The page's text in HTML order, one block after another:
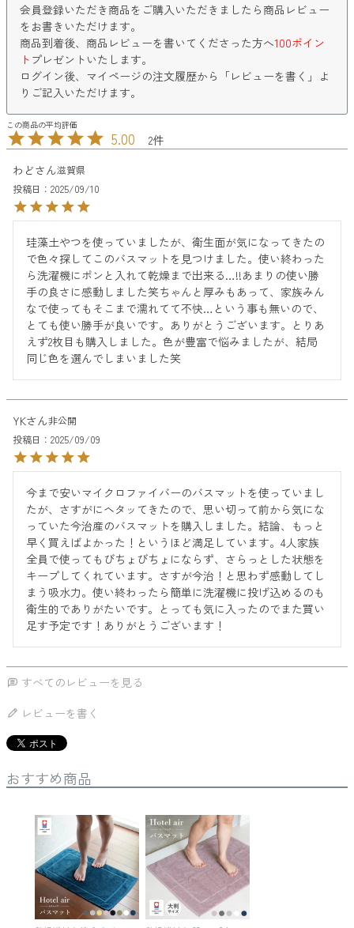
会員登録いただき商品をご購入いただきましたら商品レビュー
をお書きいただけます。
商品到着後、商品レビューを書いてくださった方へ100ポイン
ト プレゼントいたします。
ログイン後、マイページの注文履歴から「レビューを書く」よ
りご記入いただけます。
5.00
2
わど
滋賀県
投稿日
2025/09/10
珪藻土やつを使っていましたが、衛生面が気になってきたの
で色々探してこのバスマットを見つけました。使い終わった
ら洗濯機にポンと入れて乾燥まで出来る…!!あまりの使い勝
手の良さに感動しました笑ちゃんと厚みもあって、家族みん
なで使ってもそこまで濡れてて不快…という事も無いので、
とても使い勝手が良いです。ありがとうございます。とりあ
えず2枚目も購入しました。色が豊富で悩みましたが、結局
同じ色を選んでしまいました笑
YK
非公開
投稿日
2025/09/09
今まで安いマイクロファイバーのバスマットを使っていまし
たが、さすがにヘタッてきたので、思い切って前から気にな
っていた今治産のバスマットを購入しました。結論、もっと
早く買えばよかった！というほど満足しています。4人家族
全員で使ってもびちょびちょにならず、さらっとした状態を
キープしてくれています。さすが今治！と思わず感動してし
まう吸水力。使い終わったら簡単に洗濯機に投げ込めるのも
衛生的でありがたいです。とっても気に入ったのでまた買い
足す予定です！ありがとうございます！
すべてのレビューを見る
レビューを書く
おすすめ商品